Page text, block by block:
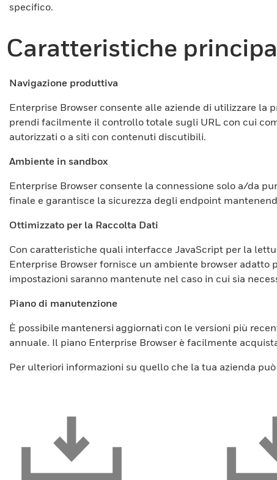
specifico.
Caratteristiche
Navigazione produttiva
Enterprise Browser consente alle aziende di utilizzare la
prendi facilmente il controllo totale sugli URL con cui
autorizzati o a siti con contenuti discutibili.
Ambiente in sandbox
Enterprise Browser consente la connessione solo a/da
finale e garantisce la sicurezza degli endpoint
Ottimizzato per la Raccolta Dati
Con caratteristiche quali interfacce JavaScript per la
Enterprise Browser fornisce un ambiente browser
impostazioni saranno mantenute nel caso in cui sia
Piano di manutenzione
È possibile mantenersi aggiornati con le versioni più
annuale. Il piano Enterprise Browser è facilmente
Per ulteriori informazioni su quello che la tua azienda